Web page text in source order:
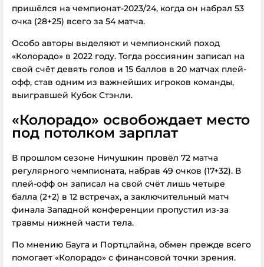
пришёлся на чемпионат-2023/24, когда он набрал 53
очка (28+25) всего за 54 матча.
Особо авторы выделяют и чемпионский поход
«Колорадо» в 2022 году. Тогда россиянин записал на
свой счёт девять голов и 15 баллов в 20 матчах плей-
офф, став одним из важнейших игроков команды,
выигравшей Кубок Стэнли.
«Колорадо» освобождает место
под потолком зарплат
В прошлом сезоне Ничушкин провёл 72 матча
регулярного чемпионата, набрав 49 очков (17+32). В
плей-офф он записал на свой счёт лишь четыре
балла (2+2) в 12 встречах, а заключительный матч
финала Западной конференции пропустил из-за
травмы нижней части тела.
По мнению Бауга и Портцлайна, обмен прежде всего
помогает «Колорадо» с финансовой точки зрения.